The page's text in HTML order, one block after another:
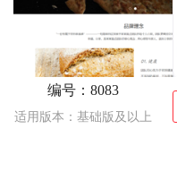
编号：8083
适用版本：基础版及以上